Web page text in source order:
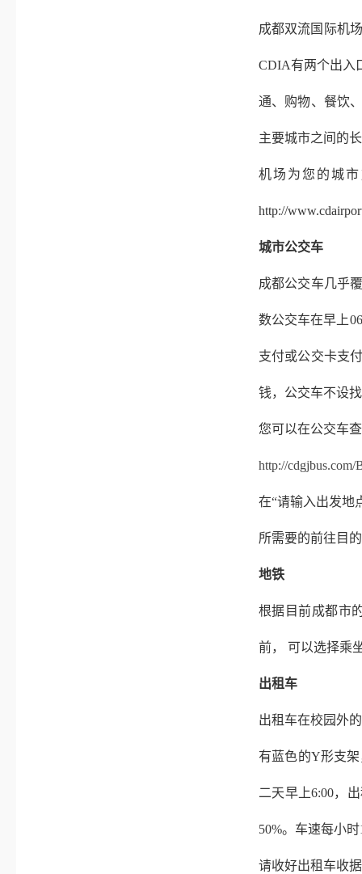
成都双流国际机场
CDIA有两个出入
通、购物、餐饮
主要城市之间的
机场为您的城
http://
城市公交车
成都公交车几乎
数公交车在早上
支付或公交卡支
钱，公交车不设
您可以在公交车
http://cdgjbus.com/
在“请输入出发地
所需要的前往目
地铁
根据目前成都市
前， 可以选择乘
出租车
出租车在校园外
有蓝色的Y形支
二天早上6:00，
50%。车速每小时
请收好出租车收